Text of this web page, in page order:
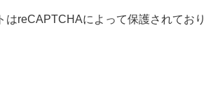
はreCAPTCHAによって保護されてお